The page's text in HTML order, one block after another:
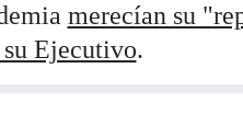
merecían su
Ejecutivo.